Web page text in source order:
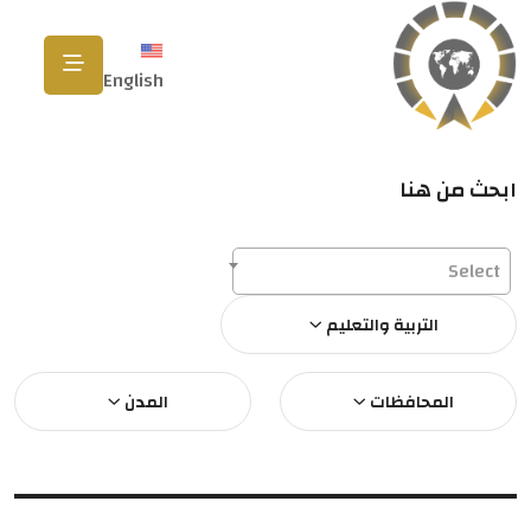
English
ابحث من هنا
Select
التربية والتعليم
المحافظات المدن